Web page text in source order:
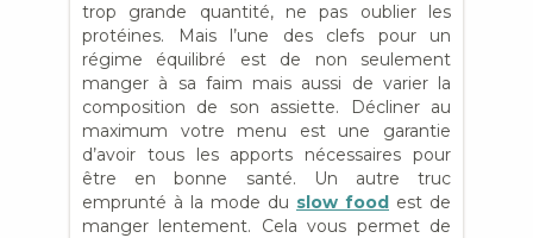
trop grande quantité, ne pas oublier les
protéines. Mais l’une des clefs pour un
régime équilibré est de non seulement
manger à sa faim mais aussi de varier la
composition de son assiette. Décliner au
maximum votre menu est une garantie
d’avoir tous les apports nécessaires pour
être en bonne santé. Un autre truc
emprunté à la mode du slow food est de
manger lentement. Cela vous permet de